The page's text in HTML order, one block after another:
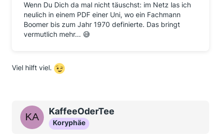
Wenn Du Dich da mal nicht täuschst: im Netz las ich
neulich in einem PDF einer Uni, wo ein Fachmann
Boomer bis zum Jahr 1970 definierte. Das bringt
vermutlich mehr... 😅
Viel hilft viel.
KaffeeOderTee
Koryphäe